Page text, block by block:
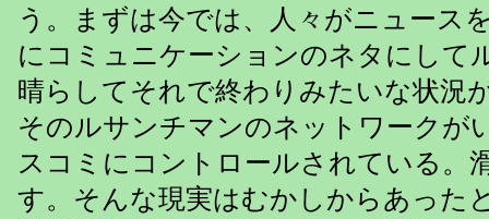
う。まずは今では、人々がニュース
にコミュニケーションのネタにして
晴らしてそれで終わりみたいな状況
そのルサンチマンのネットワークが
スコミにコントロールされている。
す。そんな現実はむかしからあった